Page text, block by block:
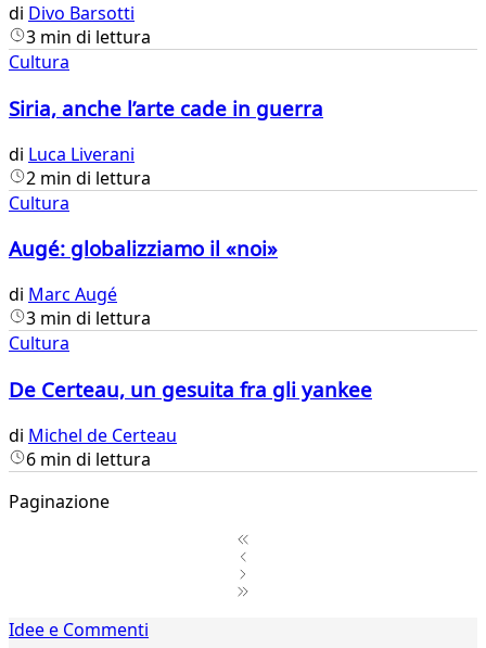
di Divo Barsotti
3 min di lettura
Cultura
Siria, anche l’arte cade in guerra
di Luca Liverani
2 min di lettura
Cultura
Augé: globalizziamo il «noi»
di Marc Augé
3 min di lettura
Cultura
De Certeau, un gesuita fra gli yankee
di Michel de Certeau
6 min di lettura
Paginazione
2Idee e Commenti